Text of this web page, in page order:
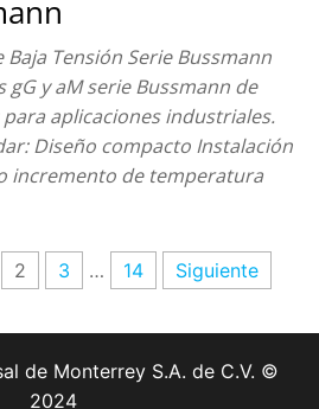
Tensión Serie Bussmann
y aM serie Bussmann de
aplicaciones industriales.
Diseño compacto Instalación
incremento de temperatura
2 3 … 14 Siguiente
de Monterrey S.A. de C.V. ©
2024